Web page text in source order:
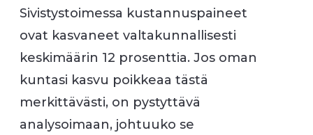
Sivistystoimessa kustannuspaineet
ovat kasvaneet valtakunnallisesti
keskimäärin 12 prosenttia. Jos oman
kuntasi kasvu poikkeaa tästä
merkittävästi, on pystyttävä
analysoimaan, johtuuko se